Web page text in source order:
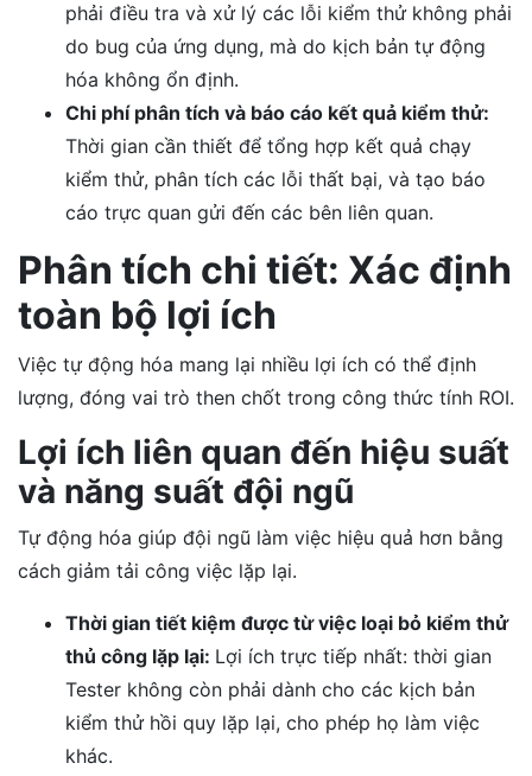
phải điều tra và xử lý các lỗi kiểm thử không phải
do bug của ứng dụng, mà do kịch bản tự động
hóa không ổn định.
Chi phí phân tích và báo cáo kết quả kiểm thử:
Thời gian cần thiết để tổng hợp kết quả chạy
kiểm thử, phân tích các lỗi thất bại, và tạo báo
cáo trực quan gửi đến các bên liên quan.
Phân tích chi tiết: Xác định
toàn bộ lợi ích
Việc tự động hóa mang lại nhiều lợi ích có thể định
lượng, đóng vai trò then chốt trong công thức tính ROI.
Lợi ích liên quan đến hiệu suất
và năng suất đội ngũ
Tự động hóa giúp đội ngũ làm việc hiệu quả hơn bằng
cách giảm tải công việc lặp lại.
Thời gian tiết kiệm được từ việc loại bỏ kiểm thử
thủ công lặp lại: Lợi ích trực tiếp nhất: thời gian
Tester không còn phải dành cho các kịch bản
kiểm thử hồi quy lặp lại, cho phép họ làm việc
khác.